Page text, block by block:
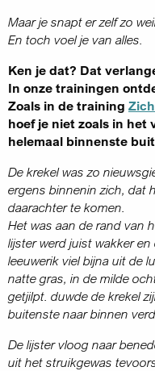
Maar je snapt er zelf zo
En toch voel je van alles.
Ken je dat? Dat
In onze trainingen
Zoals in de training
hoef je niet zoals in het
helemaal binnenste
De krekel was zo
ergens binnenin zich, dat
daarachter te komen.
Het was aan de rand van
lijster werd juist wakker
leeuwerik viel bijna uit de
natte gras, in de milde
getjilpt. duwde de krekel
buitenste naar binnen
De lijster vloog naar
uit het struikgewas